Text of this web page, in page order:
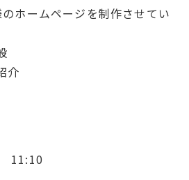
ホームページを制作させてい
介
11:10